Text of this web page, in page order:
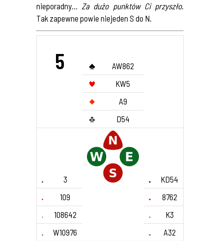
nieporadny… Za dużo punktów Ci przyszło.
Tak zapewne powie niejeden S do N.
5
AW862
KW5
A9
D54
3
KD54
109
8762
108642
K3
W10976
A32